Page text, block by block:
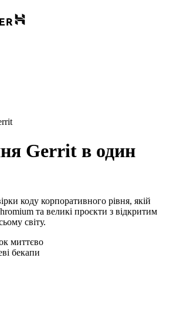
Gerrit в один
коду корпоративного рівня, якій
та великі проєкти з відкритим
світу.
миттєво
бекапи